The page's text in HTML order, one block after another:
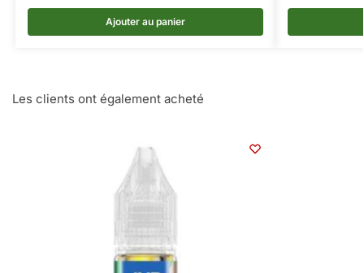
Ajouter au panier
Les clients ont également acheté